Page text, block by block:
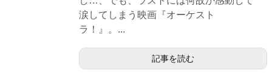
涙してしまう映画『オーケスト
ラ！』。...
記事を読む